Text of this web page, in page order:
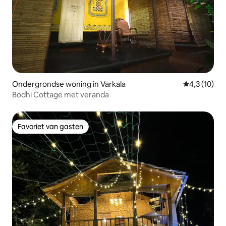
Ondergrondse woning in Varkala
4,3 (10)
Bodhi Cottage met veranda
Favoriet van gasten
Favoriet van gasten